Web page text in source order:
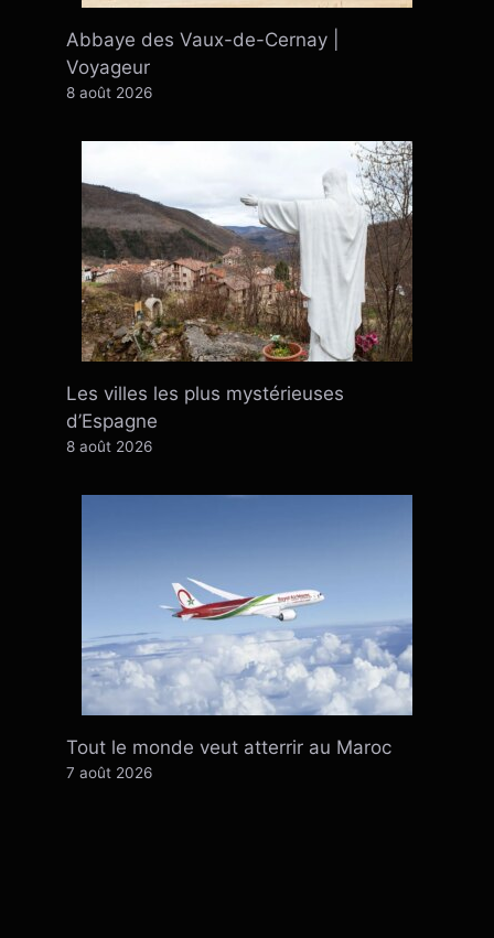
Abbaye des Vaux-de-Cernay |
Voyageur
8 août 2026
Les villes les plus mystérieuses
d’Espagne
8 août 2026
Tout le monde veut atterrir au Maroc
7 août 2026